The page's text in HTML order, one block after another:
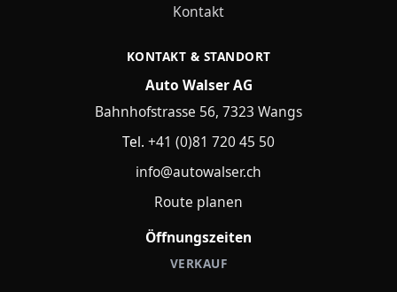
Kontakt
KONTAKT & STANDORT
Auto Walser AG
Bahnhofstrasse 56, 7323 Wangs
Tel. +41 (0)81 720 45 50
info@autowalser.ch
Route planen
Öffnungszeiten
VERKAUF